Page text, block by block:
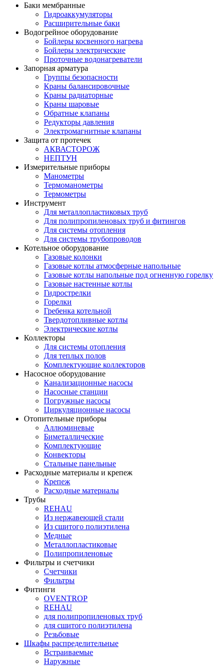
Баки мембранные
Гидроаккумуляторы
Расширительные баки
Водогрейное оборудование
Бойлеры косвенного нагрева
Бойлеры электрические
Проточные водонагреватели
Запорная арматура
Группы безопасности
Краны балансировочные
Краны радиаторные
Краны шаровые
Обратные клапаны
Редукторы давления
Электромагнитные клапаны
Защита от протечек
АКВАСТОРОЖ
НЕПТУН
Измерительные приборы
Манометры
Термоманометры
Термометры
Инструмент
Для металлопластиковых труб
Для полипропиленовых труб и фитингов
Для системы отопления
Для системы трубопроводов
Котельное оборудование
Газовые колонки
Газовые котлы атмосферные напольные
Газовые котлы напольные под огненную горелку
Газовые настенные котлы
Гидрострелки
Горелки
Гребенка котельной
Твердотопливные котлы
Электрические котлы
Коллекторы
Для системы отопления
Для теплых полов
Комплектующие коллекторов
Насосное оборудование
Канализационные насосы
Насосные станции
Погружные насосы
Циркуляционные насосы
Отопительные приборы
Аллюминевые
Биметаллические
Комплектующие
Конвекторы
Стальные панельные
Расходные материалы и крепеж
Крепеж
Расходные материалы
Трубы
REHAU
Из нержавеющей стали
Из сшитого полиэтилена
Медные
Металлопластиковые
Полипропиленовые
Фильтры и счетчики
Счетчики
Фильтры
Фитинги
OVENTROP
REHAU
для полипропиленовых труб
для сшитого полиэтилена
Резьбовые
Шкафы распределительные
Встраиваемые
Наружные